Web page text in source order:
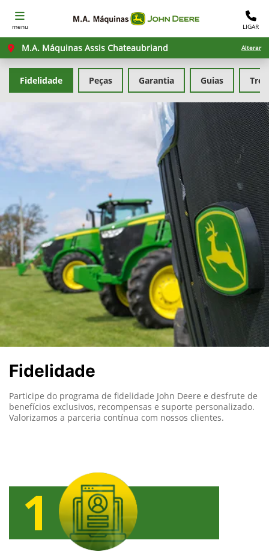
menu LIGAR
M.A. Máquinas Assis Chateaubriand Alterar
Peças Garantia Guias
Fidelidade
Fidelidade
Participe do programa de fidelidade John Deere e desfrute de
benefícios exclusivos, recompensas e suporte personalizado.
Valorizamos a parceria contínua com nossos clientes.